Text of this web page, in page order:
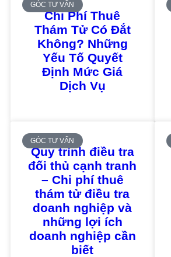
GÓC TƯ VẤN
Chi Phí Thuê
Thám Tử Có Đắt
Không? Những
Yếu Tố Quyết
Định Mức Giá
Dịch Vụ
GÓC TƯ VẤN
Quy trình điều tra
đối thủ cạnh tranh
– Chi phí thuê
thám tử điều tra
doanh nghiệp và
những lợi ích
doanh nghiệp cần
biết